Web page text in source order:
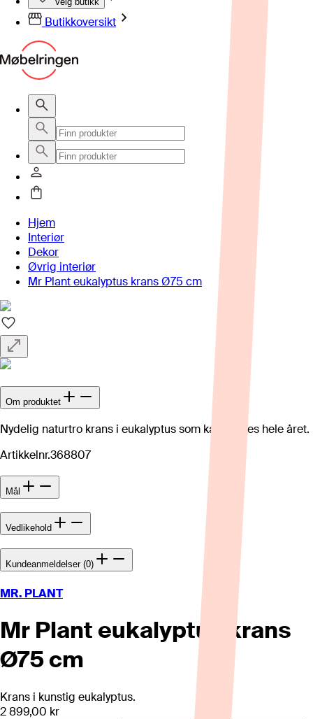
Butikkoversikt
Hjem
Interiør
Dekor
Øvrig interiør
Mr Plant eukalyptus krans Ø75 cm
Om produktet
Nydelig naturtro krans i eukalyptus som kan brukes hele året.
Artikkelnr.368807
Mål
Vedlikehold
Kundeanmeldelser (0)
MR. PLANT
Mr Plant eukalyptus krans
Ø75 cm
Krans i kunstig eukalyptus.
2 899,00 kr